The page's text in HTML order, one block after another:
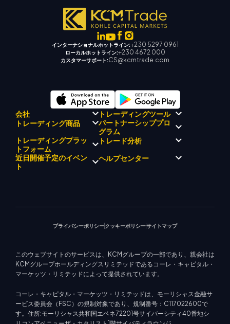
インターナショナルホットライン:+230 5297 0961
ローカルホットライン:+230 4672 000
カスタマーサポート:CS@kcmtrade.com
会社
KCMトレードについて
KCM トレードドリフトチーム
企業理念
企業ニュース
ビデオギャラリー
トレーディングツール
KCMトレード AI メンター
KCM トレードシグナルセンタ
ー
経済カレンダー
EA サポート (MT4)
トレーディング商品
外国為替
貴金属
エネルギー
株式インデックス
株式CFD
パートナーシッププロ
グラム
トレーディングプラッ
トフォーム
メタトレーダー 4
トレード分析
マーケットアナリストチーム
近日開催予定のイベン
ト
ヘルプセンター
プライバシーポリシークッキーポリシーサイトマップ
このウェブサイトのサービスは、KCMグループの一部であり、親会社は
KCMグループホールディングスリミテッドであるコーレ・キャピタル・
マーケッツ・リミテッドによって提供されています。
コーレ・キャピタル・マーケッツ・リミテッドは、モーリシャス金融サ
ービス委員会（FSC）の規制対象であり、規制番号：C117022600で
す。住所:モーリシャス共和国エベネ72201号サイバーシティ40番地シ